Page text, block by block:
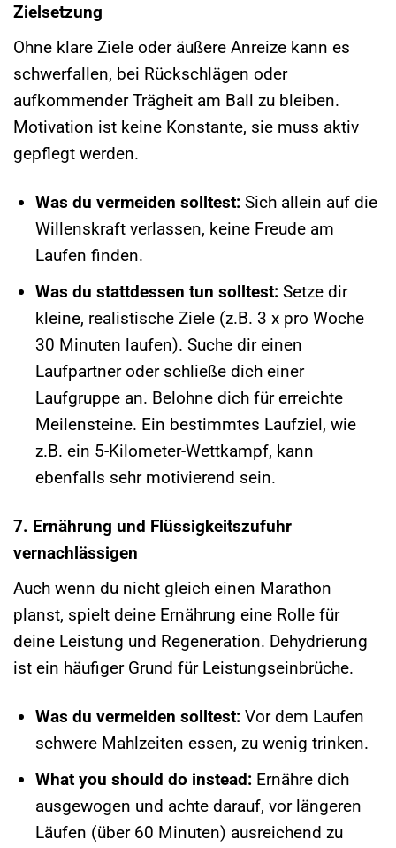
Zielsetzung
Ohne klare Ziele oder äußere Anreize kann es
schwerfallen, bei Rückschlägen oder
aufkommender Trägheit am Ball zu bleiben.
Motivation ist keine Konstante, sie muss aktiv
gepflegt werden.
Was du vermeiden solltest:Sich allein auf die
Willenskraft verlassen, keine Freude am
Laufen finden.
Was du stattdessen tun solltest:Setze dir
kleine, realistische Ziele (z.B. 3 x pro Woche
30 Minuten laufen). Suche dir einen
Laufpartner oder schließe dich einer
Laufgruppe an. Belohne dich für erreichte
Meilensteine. Ein bestimmtes Laufziel, wie
z.B. ein 5-Kilometer-Wettkampf, kann
ebenfalls sehr motivierend sein.
7. Ernährung und Flüssigkeitszufuhr
vernachlässigen
Auch wenn du nicht gleich einen Marathon
planst, spielt deine Ernährung eine Rolle für
deine Leistung und Regeneration. Dehydrierung
ist ein häufiger Grund für Leistungseinbrüche.
Was du vermeiden solltest:Vor dem Laufen
schwere Mahlzeiten essen, zu wenig trinken.
What you should do instead:Ernähre dich
ausgewogen und achte darauf, vor längeren
Läufen (über 60 Minuten) ausreichend zu